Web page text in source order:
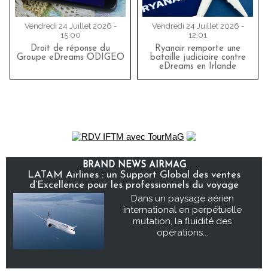
Vendredi 24 Juillet 2026 -
15:00
Droit de réponse du
Groupe eDreams ODIGEO
Vendredi 24 Juillet 2026 -
12:01
Ryanair remporte une
bataille judiciaire contre
eDreams en Irlande
BRAND NEWS AIRMAG
LATAM Airlines : un Support Global des ventes
d’Excellence pour les professionnels du voyage
Dans un paysage aérien
international en perpétuelle
mutation, la fluidité des
opérations...